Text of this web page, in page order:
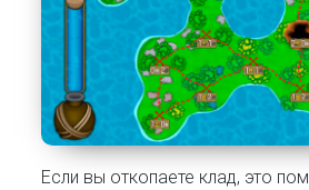
Если вы откопаете клад, это